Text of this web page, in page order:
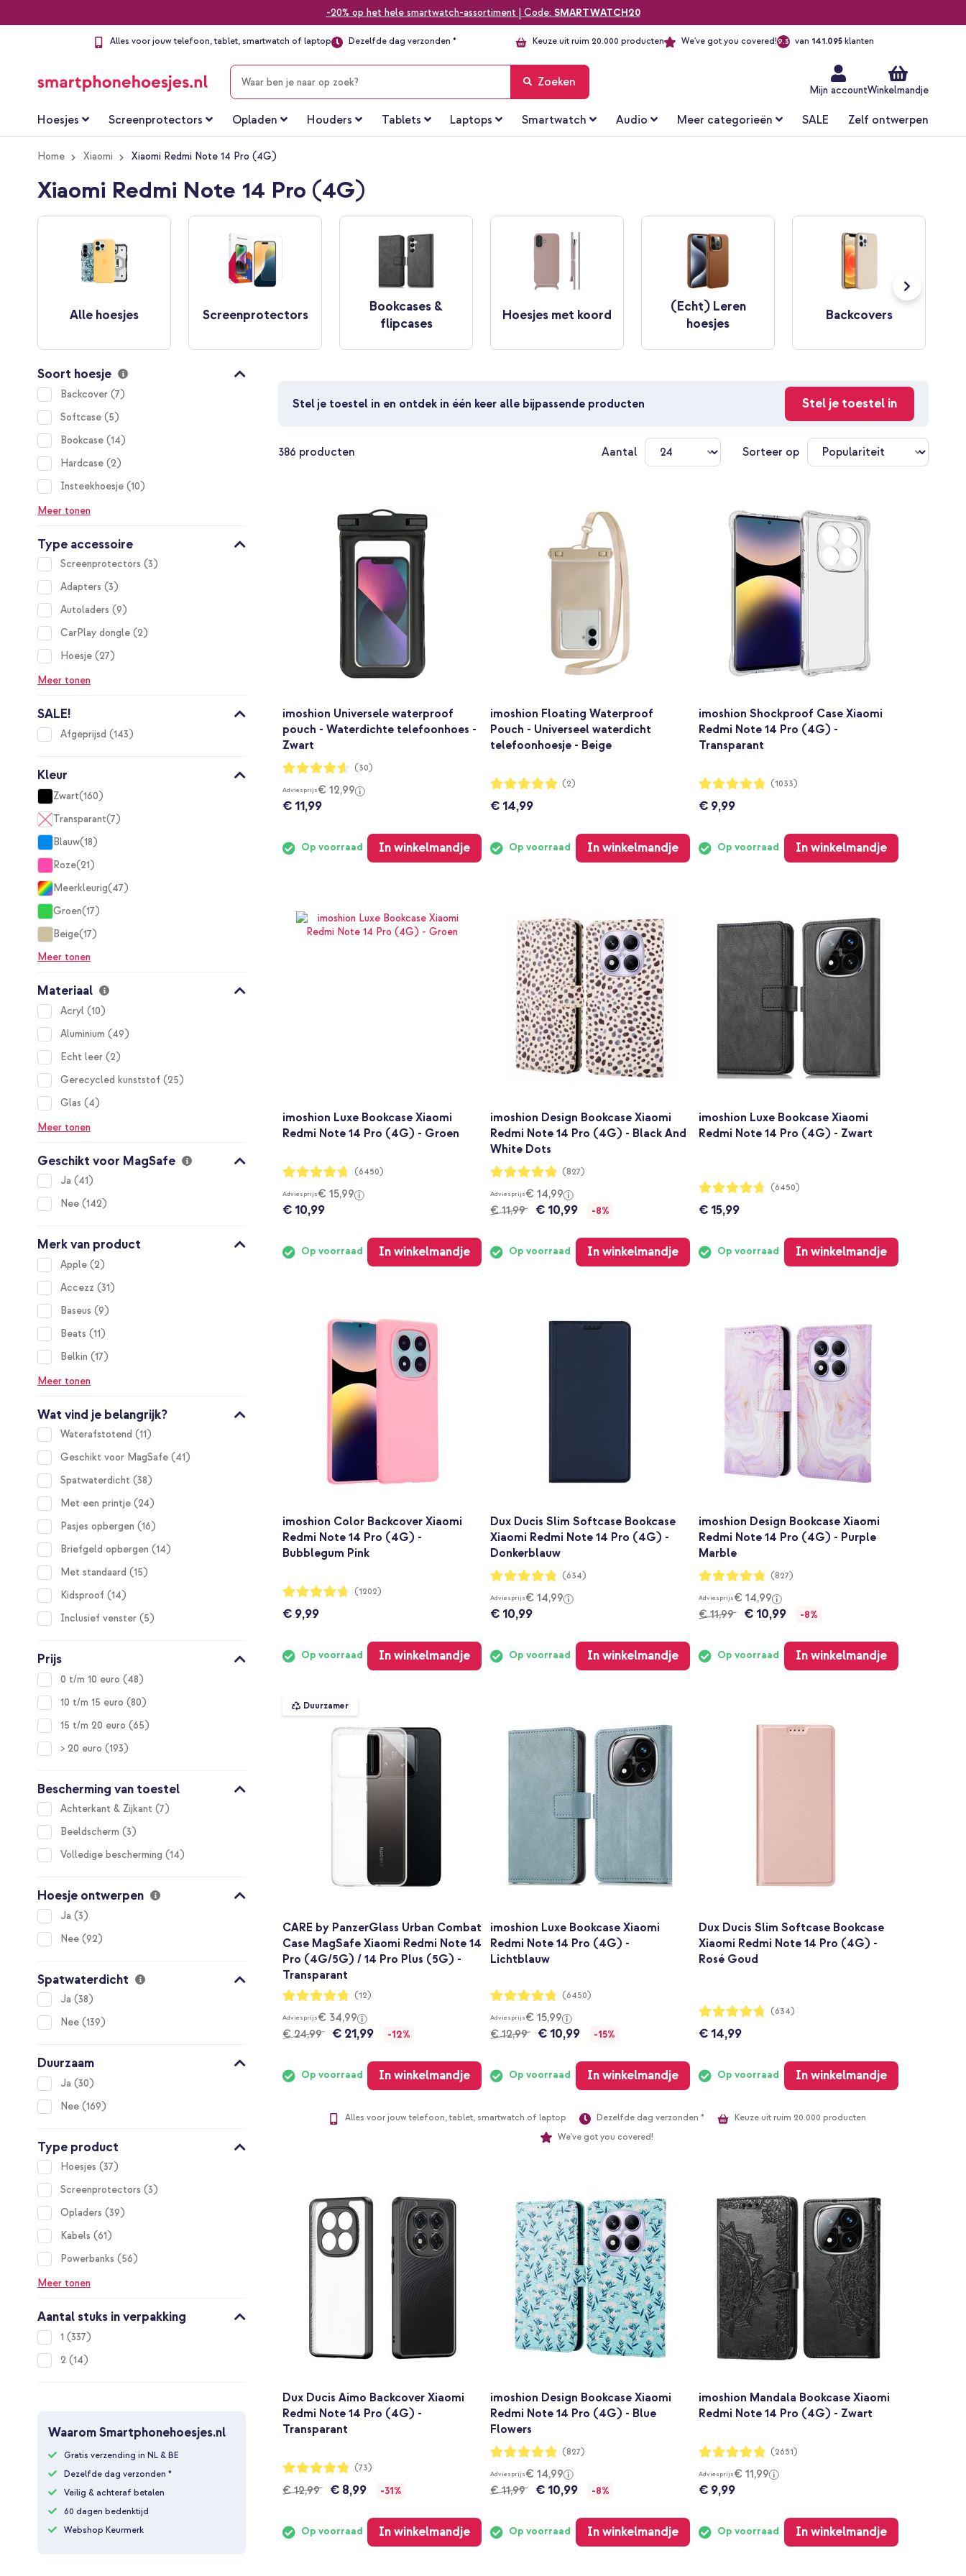
-20% op het hele smartwatch-assortiment | Code: SMARTWATCH20
Alles voor jouw telefoon, tablet, smartwatch of laptop Dezelfde dag verzonden * Keuze uit ruim 20.000 producten We've got you covered!9.3 van 141.095klanten
Mijn accountWinkelmandje
ZOEKEN Zoeken
Hoesjes Screenprotectors Opladen Houders Tablets Laptops Smartwatch Audio Meer categorieën SALE Zelf ontwerpen
Home Xiaomi Xiaomi Redmi Note 14 Pro (4G)
Xiaomi Redmi Note 14 Pro (4G)
Alle hoesjes Screenprotectors
Bookcases &
flipcases
Hoesjes met koord
(Echt) Leren
hoesjes
Backcovers
Stel je toestel in en ontdek in één keer alle bijpassende producten Stel je toestel in
386 producten Aantal Sorteer op
imoshion Universele waterproof
pouch - Waterdichte telefoonhoes -
Zwart
Waardering:
92%
(30)
Adviesprijs€ 12,99
€ 11,99
Op voorraad In winkelmandje
imoshion Floating Waterproof
Pouch - Universeel waterdicht
telefoonhoesje - Beige
Waardering:
100%
(2)
€ 14,99
Op voorraad In winkelmandje
imoshion Shockproof Case Xiaomi
Redmi Note 14 Pro (4G) -
Transparant
Waardering:
96%
(1033)
€ 9,99
Op voorraad In winkelmandje
imoshion Luxe Bookcase Xiaomi
Redmi Note 14 Pro (4G) - Groen
Waardering:
94%
(6450)
Adviesprijs€ 15,99
€ 10,99
Op voorraad In winkelmandje
imoshion Design Bookcase Xiaomi
Redmi Note 14 Pro (4G) - Black And
White Dots
Waardering:
96%
(827)
Adviesprijs€ 14,99
€ 11,99
€ 10,99 -8%
Op voorraad In winkelmandje
imoshion Luxe Bookcase Xiaomi
Redmi Note 14 Pro (4G) - Zwart
Waardering:
94%
(6450)
€ 15,99
Op voorraad In winkelmandje
imoshion Color Backcover Xiaomi
Redmi Note 14 Pro (4G) -
Bubblegum Pink
Waardering:
94%
(1202)
€ 9,99
Op voorraad In winkelmandje
Dux Ducis Slim Softcase Bookcase
Xiaomi Redmi Note 14 Pro (4G) -
Donkerblauw
Waardering:
95%
(634)
Adviesprijs€ 14,99
€ 10,99
Op voorraad In winkelmandje
imoshion Design Bookcase Xiaomi
Redmi Note 14 Pro (4G) - Purple
Marble
Waardering:
96%
(827)
Adviesprijs€ 14,99
€ 11,99
€ 10,99 -8%
Op voorraad In winkelmandje
Duurzamer
CARE by PanzerGlass Urban Combat
Case MagSafe Xiaomi Redmi Note 14
Pro (4G/5G) / 14 Pro Plus (5G) -
Transparant
Waardering:
95%
(12)
Adviesprijs€ 34,99
€ 24,99
€ 21,99 -12%
Op voorraad In winkelmandje
imoshion Luxe Bookcase Xiaomi
Redmi Note 14 Pro (4G) -
Lichtblauw
Waardering:
94%
(6450)
Adviesprijs€ 15,99
€ 12,99
€ 10,99 -15%
Op voorraad In winkelmandje
Dux Ducis Slim Softcase Bookcase
Xiaomi Redmi Note 14 Pro (4G) -
Rosé Goud
Waardering:
95%
(634)
€ 14,99
Op voorraad In winkelmandje
Alles voor jouw telefoon, tablet, smartwatch of laptop Dezelfde dag verzonden *
Keuze uit ruim 20.000 producten
We've got you covered!
Dux Ducis Aimo Backcover Xiaomi
Redmi Note 14 Pro (4G) -
Transparant
Waardering:
96%
(73)
€ 12,99 € 8,99 -31%
Op voorraad In winkelmandje
imoshion Design Bookcase Xiaomi
Redmi Note 14 Pro (4G) - Blue
Flowers
Waardering:
96%
(827)
Adviesprijs€ 14,99
€ 11,99
€ 10,99 -8%
Op voorraad In winkelmandje
imoshion Mandala Bookcase Xiaomi
Redmi Note 14 Pro (4G) - Zwart
Waardering:
97%
(2651)
Adviesprijs€ 11,99
€ 9,99
Op voorraad In winkelmandje
Soort hoesje
Backcover 7
items
Softcase
5
items
Bookcase 14
items
Hardcase 2
items
Insteekhoesje 10
items
Meer tonen
Type accessoire
Screenprotectors 3
items
Adapters
3
items
Autoladers
9
items
CarPlay dongle 2
items
Hoesje 27
items
Meer tonen
SALE!
Afgeprijsd 143
items
Kleur
Zwart 160
items
Transparant 7
items
Blauw 18
items
Roze 21
items
Meerkleurig 47
items
Groen 17
items
Beige 17
items
Meer tonen
Materiaal
Acryl 10
items
Aluminium
49
items
Echt leer 2
items
Gerecycled kunststof
25
items
Glas
4
items
Meer tonen
Geschikt voor MagSafe
Ja 41
items
Nee 142
items
Merk van product
Apple 2
items
Accezz
31
items
Baseus
9
items
Beats
11
items
Belkin
17
items
Meer tonen
Wat vind je belangrijk?
Waterafstotend 11
items
Geschikt voor MagSafe
41
items
Spatwaterdicht
38
items
Met een printje 24
items
Pasjes opbergen
16
items
Briefgeld opbergen
14
items
Met standaard
15
items
Kidsproof
14
items
Inclusief venster
5
items
Prijs
0 t/m 10 euro 48
items
10 t/m 15 euro
80
items
15 t/m 20 euro
65
items
> 20 euro
193
items
Bescherming van toestel
Achterkant & Zijkant 7
items
Beeldscherm
3
items
Volledige bescherming
14
items
Hoesje ontwerpen
Ja 3
items
Nee 92
items
Spatwaterdicht
Ja 38
items
Nee 139
items
Duurzaam
Ja 30
items
Nee 169
items
Type product
Hoesjes 37
items
Screenprotectors
3
items
Opladers
39
items
Kabels
61
items
Powerbanks
56
items
Meer tonen
Aantal stuks in verpakking
1 337
items
2
14
items
Waarom Smartphonehoesjes.nl
Gratis verzending in NL & BE
Dezelfde dag verzonden *
Veilig & achteraf betalen
60 dagen bedenktijd
Webshop Keurmerk